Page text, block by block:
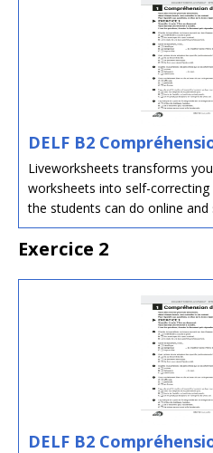
DELF B2
Liveworksheets transforms
worksheets into self-
the students can do online
Exercice 2
DELF B2